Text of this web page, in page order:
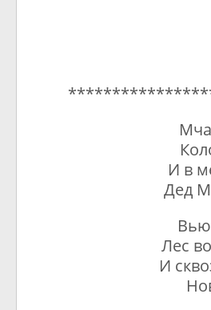
И в
Дед
Лес
И